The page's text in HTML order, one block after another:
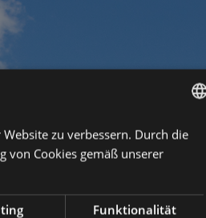
ITALIAN
zu verbessern. Durch die
von Cookies gemäß unserer
Funktionalität